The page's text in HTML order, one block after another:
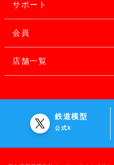
サポート
会員
店舗一覧
鉄道模型
公式X